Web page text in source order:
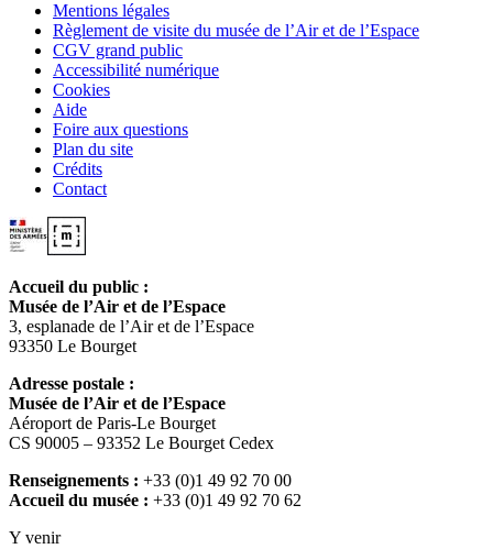
Mentions légales
Règlement de visite du musée de l’Air et de l’Espace
CGV grand public
Accessibilité numérique
Cookies
Aide
Foire aux questions
Plan du site
Crédits
Contact
Accueil du public :
Musée de l’Air et de l’Espace
3, esplanade de l’Air et de l’Espace
93350 Le Bourget
Adresse postale :
Musée de l’Air et de l’Espace
Aéroport de Paris-Le Bourget
CS 90005 – 93352 Le Bourget Cedex
Renseignements : +33 (0)1 49 92 70 00
Accueil du musée : +33 (0)1 49 92 70 62
Y venir